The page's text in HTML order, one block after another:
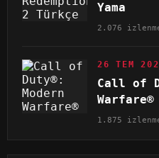
Yama
2.076
26 TEM
Call of
1.875